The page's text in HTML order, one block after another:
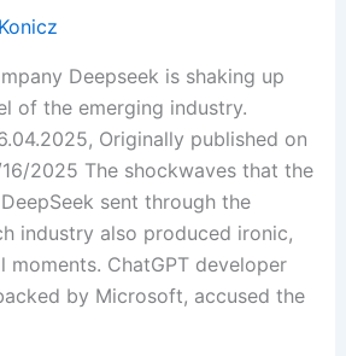
Deepseek is shaking up
of the emerging industry.
Originally published on
2025 The shockwaves that the
sent through the
industry also produced ironic,
moments. ChatGPT developer
by Microsoft, accused the